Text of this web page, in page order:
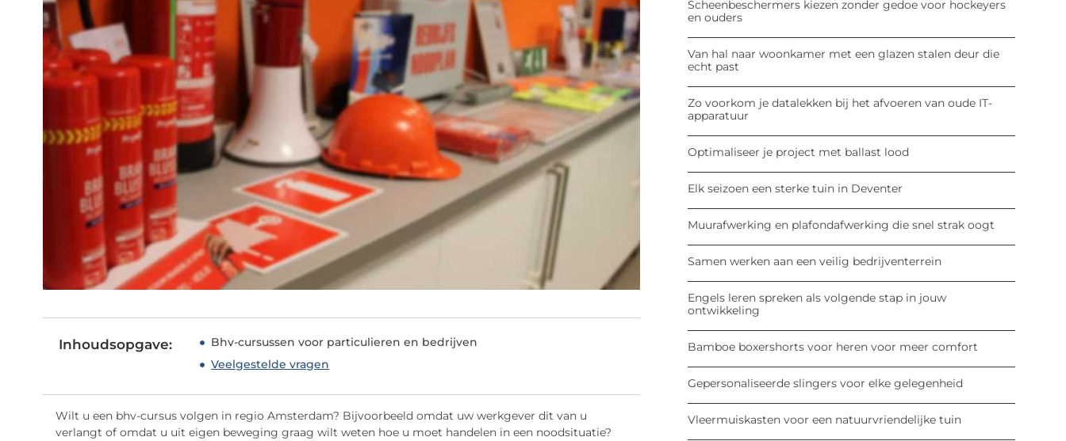
Inhoudsopgave:
Bhv-cursussen voor particulieren en bedrijven
Veelgestelde vragen
Wilt u een bhv-cursus volgen in regio Amsterdam? Bijvoorbeeld omdat uw werkgever dit van u
verlangt of omdat u uit eigen beweging graag wilt weten hoe u moet handelen in een noodsituatie?
Scheenbeschermers kiezen zonder gedoe voor hockeyers
en ouders
Van hal naar woonkamer met een glazen stalen deur die
echt past
Zo voorkom je datalekken bij het afvoeren van oude IT-
apparatuur
Optimaliseer je project met ballast lood
Elk seizoen een sterke tuin in Deventer
Muurafwerking en plafondafwerking die snel strak oogt
Samen werken aan een veilig bedrijventerrein
Engels leren spreken als volgende stap in jouw
ontwikkeling
Bamboe boxershorts voor heren voor meer comfort
Gepersonaliseerde slingers voor elke gelegenheid
Vleermuiskasten voor een natuurvriendelijke tuin